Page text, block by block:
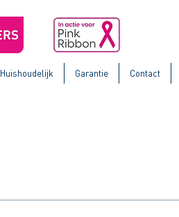
Huishoudelijk Garantie Contact